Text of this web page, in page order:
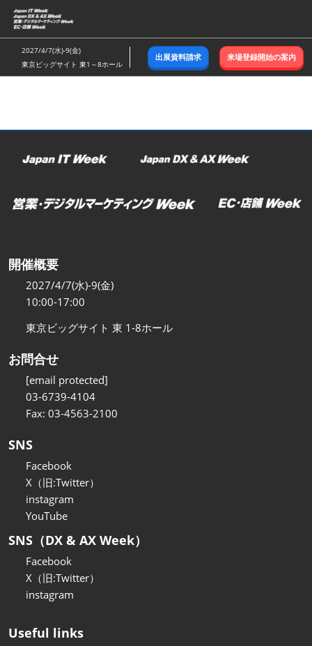
ス
キ
ッ
し
む
2027/4/7(水)-9(金)
東京ビッグサイト 東1～8ホール
出展資料請求 来場登録開始の案内
開催概要
2027/4/7(水)-9(金)
10:00-17:00
東京ビッグサイト 東 1-8ホール
お問合せ
[email protected]
03-6739-4104
Fax: 03-4563-2100
SNS
Facebook
X（旧:Twitter）
instagram
YouTube
SNS（DX & AX Week）
Facebook
X（旧:Twitter）
instagram
Useful links